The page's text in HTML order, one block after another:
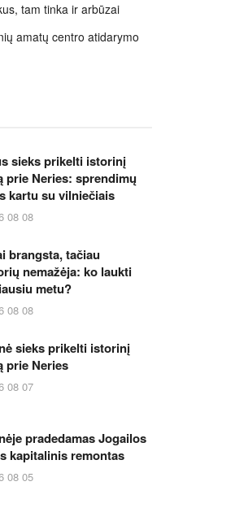
tam tinka ir arbūzai
amatų centro atidarymo
sieks prikelti istorinį
prie Neries: sprendimų
kartu su vilniečiais
08 08
brangsta, tačiau
nemažėja: ko laukti
metu?
08 08
sieks prikelti istorinį
prie Neries
08 07
pradedamas Jogailos
kapitalinis remontas
08 05